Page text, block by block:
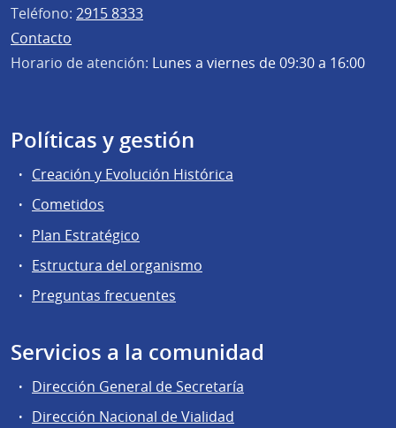
Teléfono: 2915 8333
Contacto
Horario de atención: Lunes a viernes de 09:30 a 16:00
Políticas y gestión
Creación y Evolución Histórica
Cometidos
Plan Estratégico
Estructura del organismo
Preguntas frecuentes
Servicios a la comunidad
Dirección General de Secretaría
Dirección Nacional de Vialidad